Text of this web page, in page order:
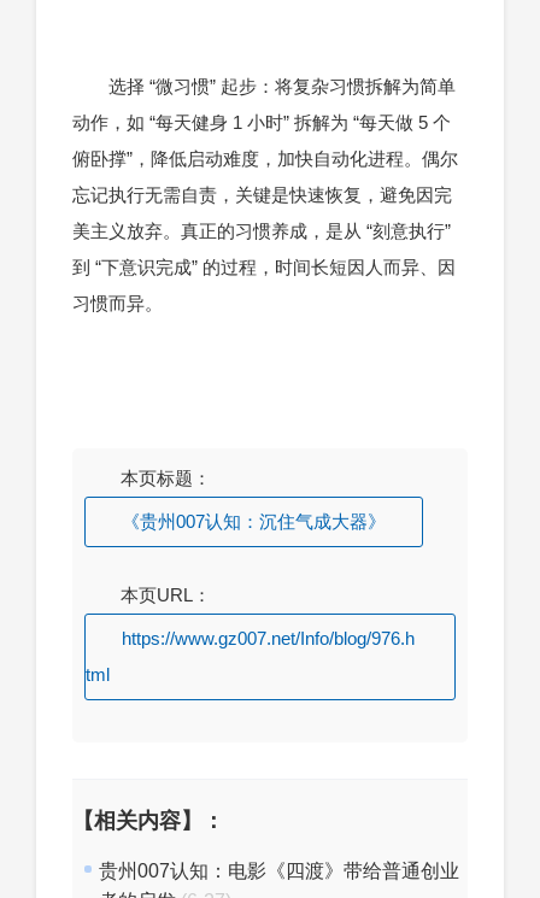
选择 “微习惯” 起步：将复杂习惯拆解为简单
动作，如 “每天健身 1 小时” 拆解为 “每天做 5 个
俯卧撑”，降低启动难度，加快自动化进程。偶尔
忘记执行无需自责，关键是快速恢复，避免因完
美主义放弃。真正的习惯养成，是从 “刻意执行”
到 “下意识完成” 的过程，时间长短因人而异、因
习惯而异。
本页标题：
《贵州007认知：沉住气成大器》
本页URL：
https://www.gz007.net/Info/blog/976.h
tml
【相关内容】：
贵州007认知：电影《四渡》带给普通创业